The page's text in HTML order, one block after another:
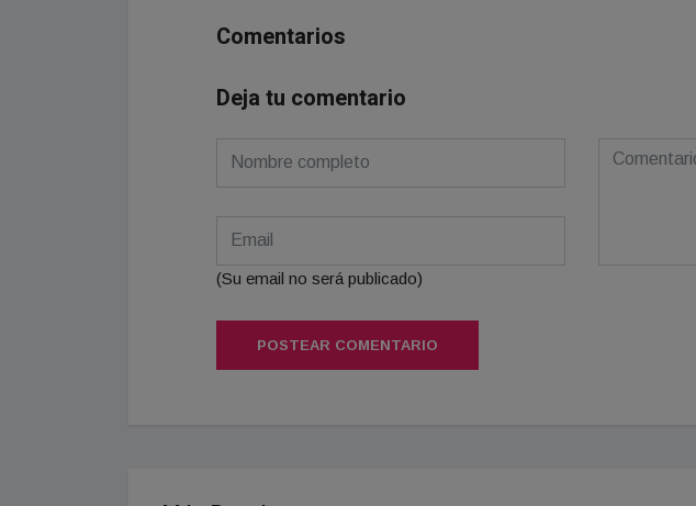
Comentarios
Deja tu comentario
(Su email no será publicado)
POSTEAR COMENTARIO